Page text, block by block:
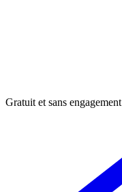
Gratuit et sans engagement